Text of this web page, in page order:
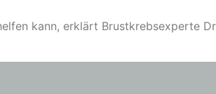
kann, erklärt Brustkrebsexperte